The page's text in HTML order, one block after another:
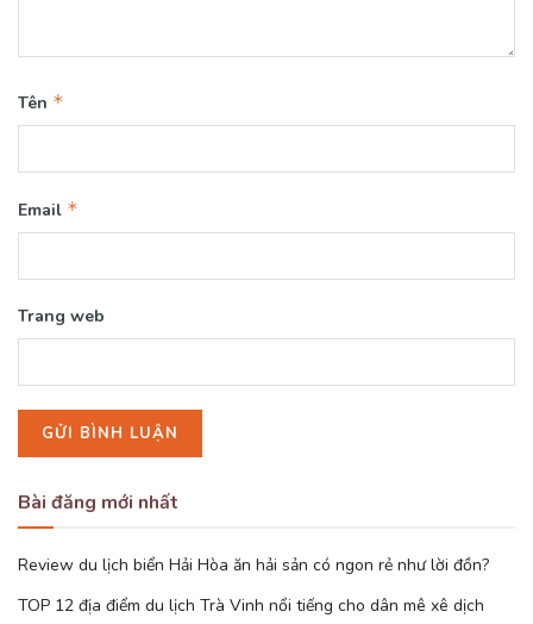
Tên *
Email *
Trang web
Bài đăng mới nhất
Review du lịch biển Hải Hòa ăn hải sản có ngon rẻ như lời đồn?
TOP 12 địa điểm du lịch Trà Vinh nổi tiếng cho dân mê xê dịch